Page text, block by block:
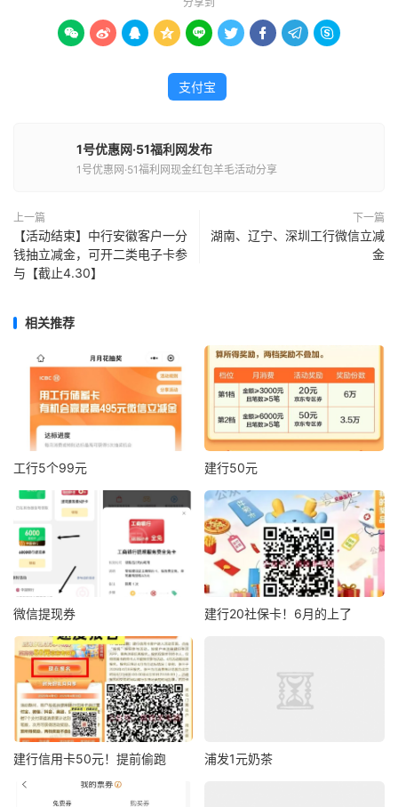
        
支付宝
1号优惠网·51福利网发布
1号优惠网·51福利网现金红包羊毛活动分享
上一篇
【活动结束】中行安徽客户一分
钱抽立减金，可开二类电子卡参
与【截止4.30】
下一篇
湖南、辽宁、深圳工行微信立减
金
相关推荐
工行5个99元 建行50元
微信提现券 建行20社保卡！6月的上了
建行信用卡50元！提前偷跑 浦发1元奶茶